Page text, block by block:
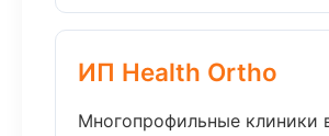
ИП Health Ortho
Многопрофильные клиники